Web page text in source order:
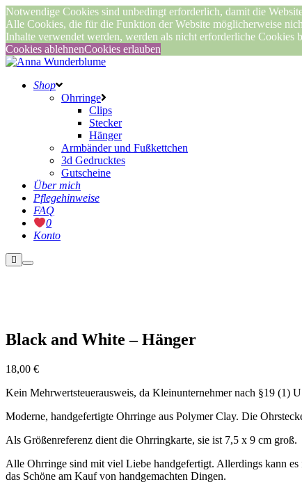
Notwendige Cookies sind unbedingt erforderlich, damit die
Alle Cookies, die für die Funktion der Website möglicherweise
Inhalte verwendet werden, werden als nicht erforderliche Cookies
Cookies ablehnenCookies erlauben
Shop
Ohrringe
Clips
Stecker
Hänger
Armbänder und Fußkettchen
3d Gedrucktes
Gutscheine
Über mich
Pflegehinweise
FAQ
0
Konto
Weitere
Informationen
Hauptmenü
Black and White – Hänger
18,00 €
Kein Mehrwertsteuerausweis, da Kleinunternehmer nach §19 (1)
Moderne, handgefertigte Ohrringe aus Polymer Clay. Die
Als Größenreferenz dient die Ohrringkarte, sie ist 7,5 x 9 cm groß.
Alle Ohrringe sind mit viel Liebe handgefertigt. Allerdings kann
das Schöne am Kauf von handgemachten Dingen.